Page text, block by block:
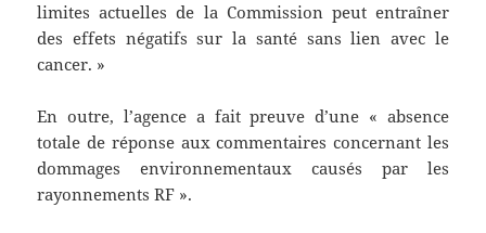
limites actuelles de la Commission peut entraîner
des effets négatifs sur la santé sans lien avec le
cancer. »
En outre, l’agence a fait preuve d’une « absence
totale de réponse aux commentaires concernant les
dommages environnementaux causés par les
rayonnements RF ».